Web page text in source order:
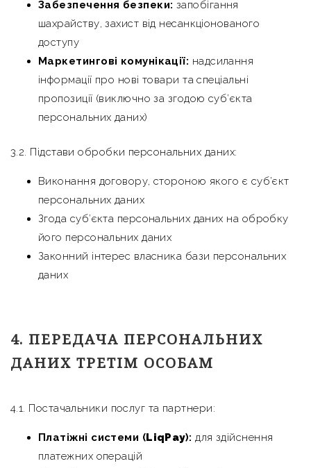
Забезпечення безпеки: запобігання
шахрайству, захист від несанкціонованого
доступу
Маркетингові комунікації: надсилання
інформації про нові товари та спеціальні
пропозиції (виключно за згодою суб’єкта
персональних даних)
3.2. Підстави обробки персональних даних:
Виконання договору, стороною якого є суб’єкт
персональних даних
Згода суб’єкта персональних даних на обробку
його персональних даних
Законний інтерес власника бази персональних
даних
4. ПЕРЕДАЧА ПЕРСОНАЛЬНИХ
ДАНИХ ТРЕТІМ ОСОБАМ
4.1. Постачальники послуг та партнери:
Платіжні системи (LiqPay): для здійснення
платежних операцій